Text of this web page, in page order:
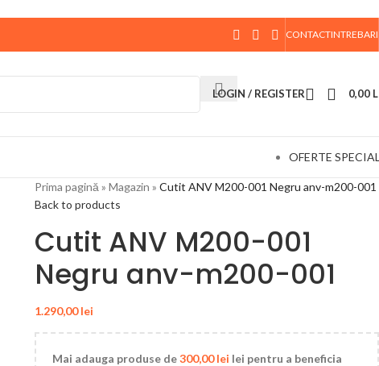
in data de 10 August, la ora 15:00, vor fi expediate. Va
CONTACTINTREBARI
LOGIN / REGISTER 0,00
OFERTE
Prima pagină » Magazin » Cutit ANV M200-001 Negru anv-m200-001
Back to products
Cutit ANV M200-001
Negru anv-m200-001
1.290,00lei
Mai adauga produse de300,00lei lei pentru a beneficia